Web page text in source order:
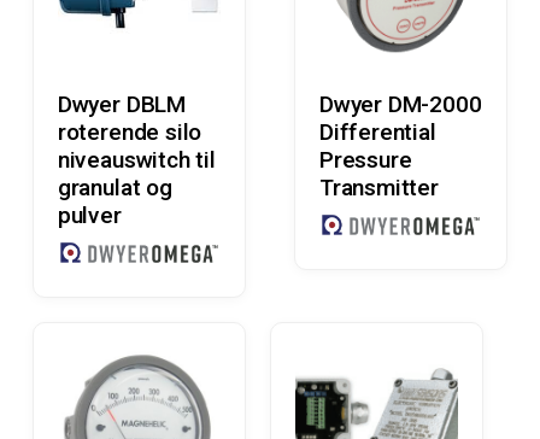
Dwyer DBLM
roterende silo
niveauswitch til
granulat og
pulver
Dwyer DM-2000
Differential
Pressure
Transmitter